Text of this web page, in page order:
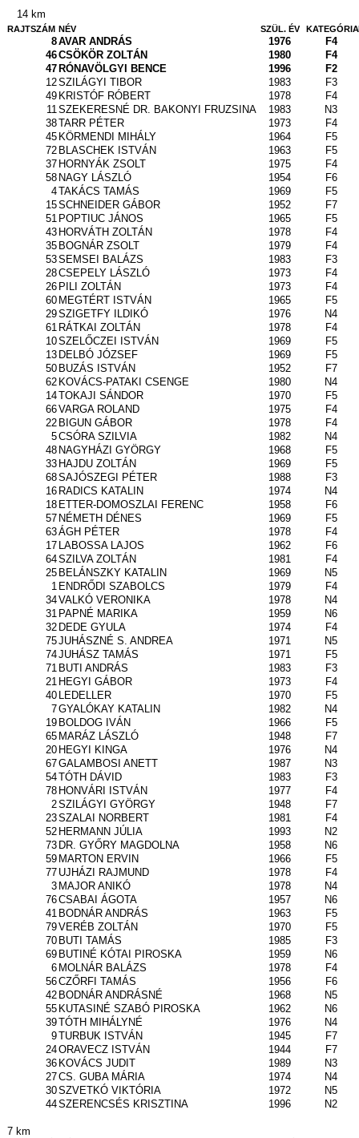
14 km
RAJTSZÁM NÉV SZÜL. ÉV KATEGÓRIA
8AVAR ANDRÁS 1976
F4
46CSÖKÖR ZOLTÁN 1980
F4
47 RÓNAVÖLGYI BENCE 1996
F2
12SZILÁGYI TIBOR 1983
F3
49 KRISTÓF RÓBERT 1978
F4
11SZEKERESNÉ DR. BAKONYI FRUZSINA 1983
N3
38TARR PÉTER 1973
F4
45 KÖRMENDI MIHÁLY 1964
F5
72 BLASCHEK ISTVÁN 1963
F5
37 HORNYÁK ZSOLT 1975
F4
58 NAGY LÁSZLÓ 1954
F6
4TAKÁCS TAMÁS 1969
F5
15SCHNEIDER GÁBOR 1952
F7
51 POPTIUC JÁNOS 1965
F5
43 HORVÁTH ZOLTÁN 1978
F4
35 BOGNÁR ZSOLT 1979
F4
53SEMSEI BALÁZS 1983
F3
28CSEPELY LÁSZLÓ 1973
F4
26 PILI ZOLTÁN 1973
F4
60 MEGTÉRT ISTVÁN 1965
F5
29SZIGETFY ILDIKÓ 1976
N4
61 RÁTKAI ZOLTÁN 1978
F4
10SZELŐCZEI ISTVÁN 1969
F5
13 DELBÓ JÓZSEF 1969
F5
50 BUZÁS ISTVÁN 1952
F7
62 KOVÁCS-PATAKI CSENGE 1980
N4
14TOKAJI SÁNDOR 1970
F5
66VARGA ROLAND 1975
F4
22 BIGUN GÁBOR 1978
F4
5CSÓRA SZILVIA 1982
N4
48 NAGYHÁZI GYÖRGY 1968
F5
33 HAJDU ZOLTÁN 1969
F5
68SAJÓSZEGI PÉTER 1988
F3
16 RADICS KATALIN 1974
N4
18 ETTER-DOMOSZLAI FERENC 1958
F6
57 NÉMETH DÉNES 1969
F5
63ÁGH PÉTER 1978
F4
17 LABOSSA LAJOS 1962
F6
64SZILVA ZOLTÁN 1981
F4
25 BELÁNSZKY KATALIN 1969
N5
1 ENDRŐDI SZABOLCS 1979
F4
34VALKÓ VERONIKA 1978
N4
31 PAPNÉ MARIKA 1959
N6
32 DEDE GYULA 1974
F4
75JUHÁSZNÉ S. ANDREA 1971
N5
74JUHÁSZ TAMÁS 1971
F5
71 BUTI ANDRÁS 1983
F3
21 HEGYI GÁBOR 1973
F4
40 LEDELLER 1970
F5
7GYALÓKAY KATALIN 1982
N4
19 BOLDOG IVÁN 1966
F5
65 MARÁZ LÁSZLÓ 1948
F7
20 HEGYI KINGA 1976
N4
67GALAMBOSI ANETT 1987
N3
54TÓTH DÁVID 1983
F3
78 HONVÁRI ISTVÁN 1977
F4
2SZILÁGYI GYÖRGY 1948
F7
23SZALAI NORBERT 1981
F4
52 HERMANN JÚLIA 1993
N2
73 DR. GYŐRY MAGDOLNA 1958
N6
59 MARTON ERVIN 1966
F5
77 UJHÁZI RAJMUND 1978
F4
3 MAJOR ANIKÓ 1978
N4
76CSABAI ÁGOTA 1957
N6
41 BODNÁR ANDRÁS 1963
F5
79VERÉB ZOLTÁN 1970
F5
70 BUTI TAMÁS 1985
F3
69 BUTINÉ KÓTAI PIROSKA 1959
N6
6 MOLNÁR BALÁZS 1978
F4
56CZŐRFI TAMÁS 1956
F6
42 BODNÁR ANDRÁSNÉ 1968
N5
55 KUTASINÉ SZABÓ PIROSKA 1962
N6
39TÓTH MIHÁLYNÉ 1976
N4
9TURBUK ISTVÁN 1945
F7
24ORAVECZ ISTVÁN 1944
F7
36 KOVÁCS JUDIT 1989
N3
27CS. GUBA MÁRIA 1974
N4
30SZVETKÓ VIKTÓRIA 1972
N5
44SZERENCSÉS KRISZTINA 1996 N2
7 km